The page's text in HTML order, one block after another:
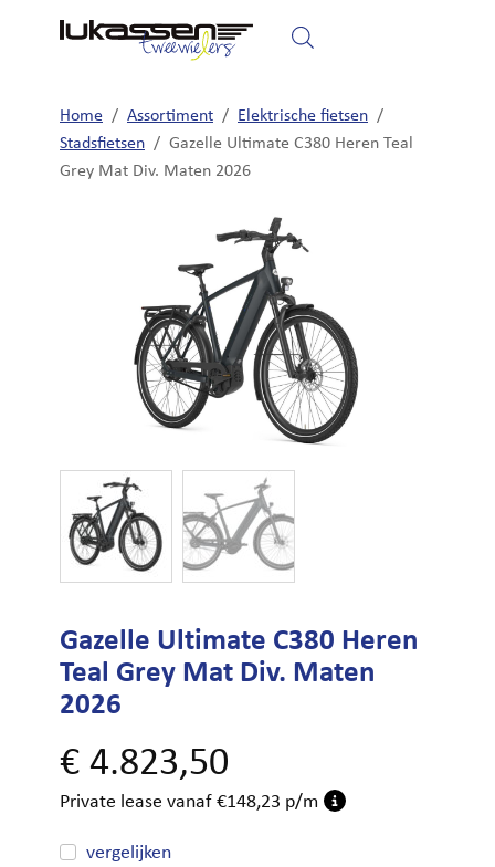
Home Fietsen Elektrische fietsen
Home / Assortiment / Elektrische fietsen /
Stadsfietsen / Gazelle Ultimate C380 Heren Teal
Grey Mat Div. Maten 2026
Gazelle Ultimate C380 Heren
Teal Grey Mat Div. Maten
2026
€4.823,50
Private lease vanaf €148,23 p/m
vergelijken